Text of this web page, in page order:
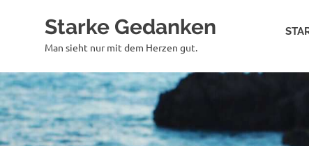
Starke Gedanken
Man sieht nur mit dem Herzen gut.